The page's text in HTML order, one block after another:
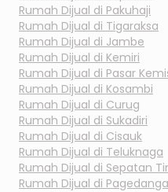
Rumah Dijual di Pakuhaji
Rumah Dijual di Tigaraksa
Rumah Dijual di Jambe
Rumah Dijual di Kemiri
Rumah Dijual di Pasar
Rumah Dijual di Kosambi
Rumah Dijual di Curug
Rumah Dijual di Sukadiri
Rumah Dijual di Cisauk
Rumah Dijual di Teluknaga
Rumah Dijual di Sepatan
Rumah Dijual di